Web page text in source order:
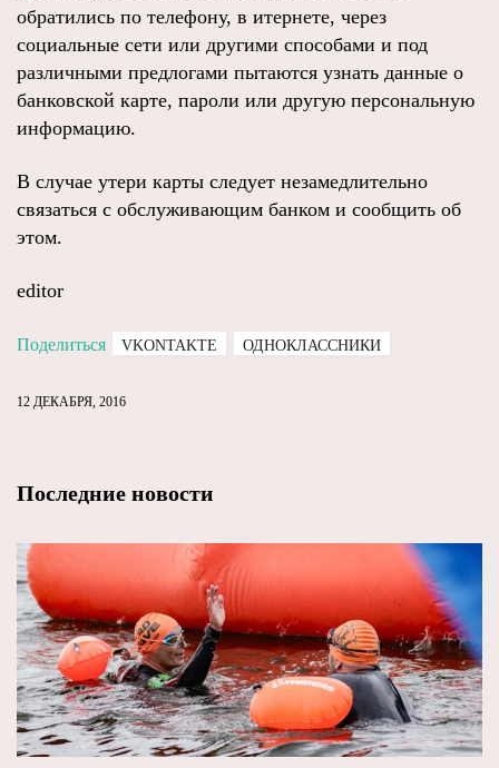
обратились по телефону, в итернете, через
социальные сети или другими способами и под
различными предлогами пытаются узнать данные о
банковской карте, пароли или другую персональную
информацию.
В случае утери карты следует незамедлительно
связаться с обслуживающим банком и сообщить об
этом.
editor
Поделиться VKONTAKTE ОДНОКЛАССНИКИ
12 ДЕКАБРЯ, 2016
Последние новости